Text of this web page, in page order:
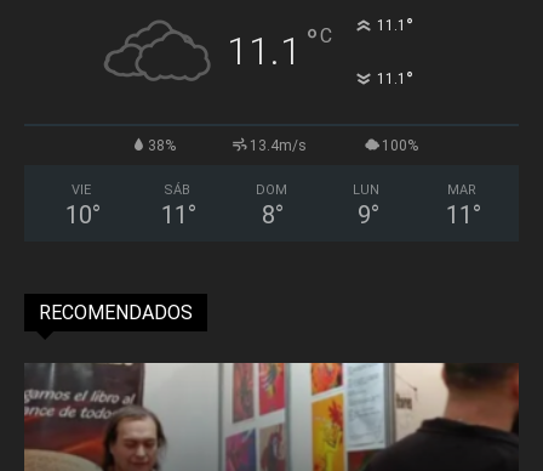
11.1 °C 11.1 °
11.1 °
38% 13.4m/s 100%
VIE
10°
SÁB
11 °
DOM
8°
LUN
9°
MAR
11 °
RECOMENDADOS